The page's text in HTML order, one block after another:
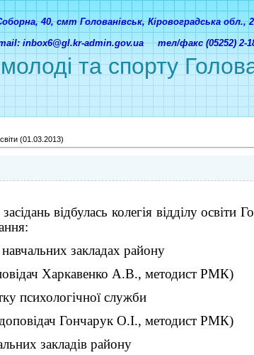
та спорту
40, смт Голованівськ, Кіровоградська
inbox6@gl.kr-admin.gov.ua тел/факс (05252) 2-
(01.03.2013)
відбулась колегія відділу
закладах району
Харкавенко А.В., методист РМК)
психологічної служби
Гончарук О.І., методист РМК)
закладів району